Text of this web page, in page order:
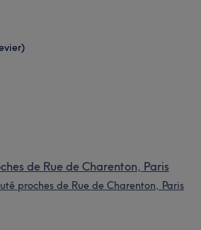
de Rue de Charenton, Paris
proches de Rue de Charenton, Paris